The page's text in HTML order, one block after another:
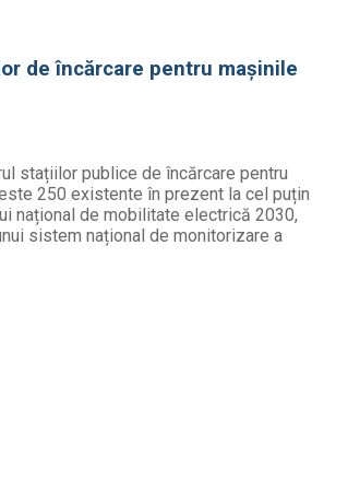
de încărcare pentru mașinile
stațiilor publice de încărcare pentru
250 existente în prezent la cel puțin
național de mobilitate electrică 2030,
sistem național de monitorizare a